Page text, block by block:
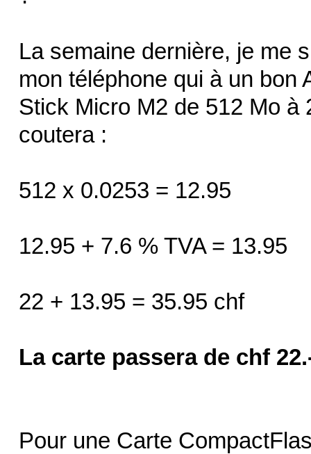
La semaine dernière, je me
mon téléphone qui à un bon
Stick Micro M2 de 512 Mo à
coutera :
512 x 0.0253 = 12.95
12.95 + 7.6 % TVA = 13.95
22 + 13.95 = 35.95 chf
La carte passera de chf
Pour une Carte